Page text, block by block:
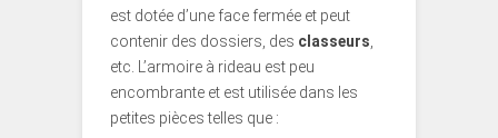
est dotée d’une face fermée et peut
contenir des dossiers, des classeurs
etc. L’armoire à rideau est peu
encombrante et est utilisée dans les
petites pièces telles que :